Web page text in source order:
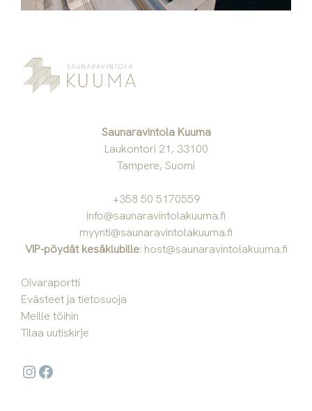
Saunaravintola Kuuma
Laukontori 21, 33100
Tampere, Suomi
+358 50 5170559
info@saunaravintolakuuma.fi
myynti@saunaravintolakuuma.fi
VIP-pöydät kesäklubille: host@saunaravintolakuuma.fi
Oivaraportti
Evästeet ja tietosuoja
Meille töihin
Tilaa uutiskirje
Instagram
Facebook